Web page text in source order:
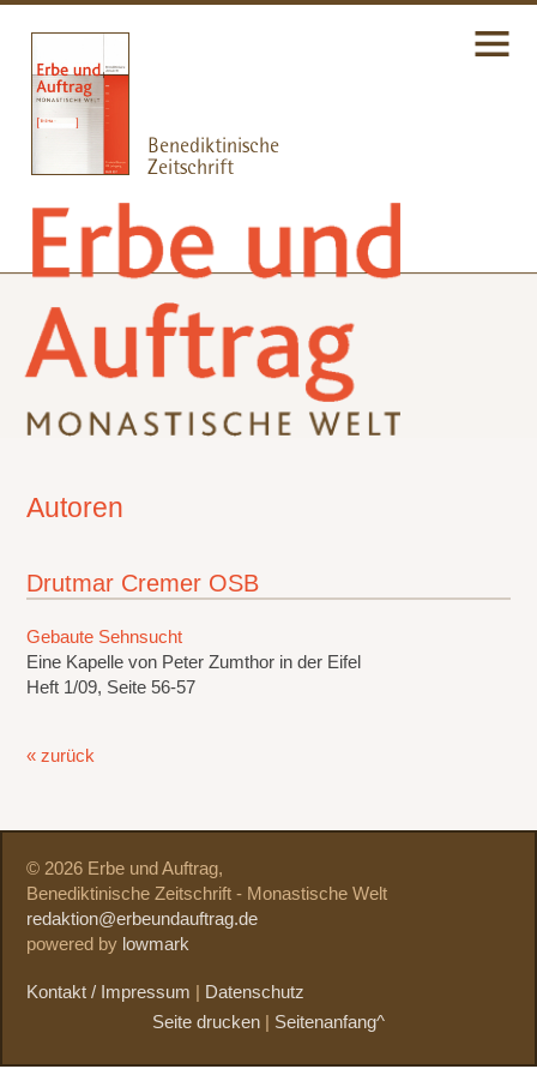
Autoren
Drutmar Cremer OSB
Gebaute Sehnsucht
Eine Kapelle von Peter Zumthor in der Eifel
Heft 1/09, Seite 56-57
« zurück
© 2026 Erbe und Auftrag,
Benediktinische Zeitschrift - Monastische Welt
redaktion@erbeundauftrag.de
powered by lowmark
Kontakt / Impressum
Datenschutz
Seite drucken
Seitenanfang^